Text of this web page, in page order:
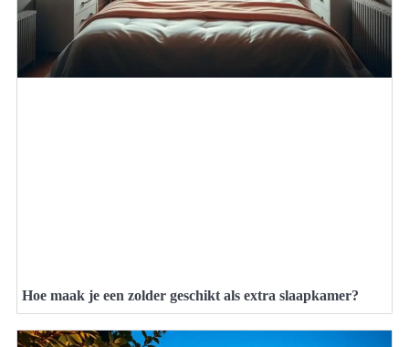
Hoe maak je een zolder geschikt als extra slaapkamer?